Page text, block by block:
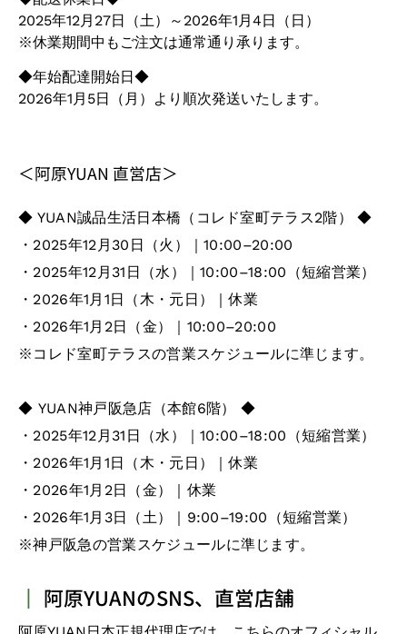
2025年12月27日（土）～2026年1月4日（日）
※休業期間中もご注文は通常通り承ります。
◆年始配達開始日◆
2026年1月5日（月）より順次発送いたします。
＜阿原YUAN 直営店＞
◆ YUAN誠品生活日本橋（コレド室町テラス2階） ◆
・2025年12月30日（火）｜10:00–20:00
・2025年12月31日（水）｜10:00–18:00（短縮営業）
・2026年1月1日（木・元日）｜休業
・2026年1月2日（金）｜10:00–20:00
※コレド室町テラスの営業スケジュールに準じます。
◆ YUAN神戸阪急店（本館6階） ◆
・2025年12月31日（水）｜10:00–18:00（短縮営業）
・2026年1月1日（木・元日）｜休業
・2026年1月2日（金）｜休業
・2026年1月3日（土）｜9:00–19:00（短縮営業）
※神戸阪急の営業スケジュールに準じます。
┃ 阿原YUANのSNS、直営店舗